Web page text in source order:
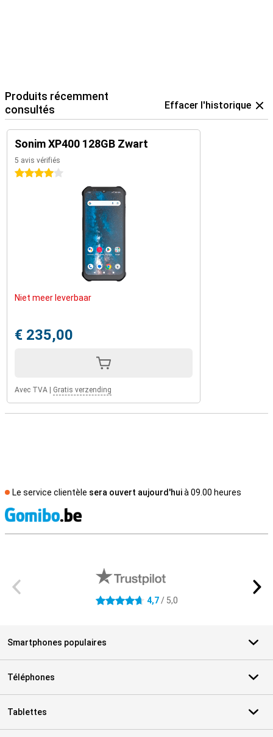
Produits récemment
consultés
Effacer l'historique
Sonim XP400 128GB Zwart
5 avis vérifiés
4 étoiles
Niet meer leverbaar
€ 235,00
Avec TVA Gratis verzending
Le service clientèle sera ouvert aujourd'huià 09.00 heures
4.7 étoiles 4,7/ 5,0
Smartphones populaires
Téléphones
Tablettes